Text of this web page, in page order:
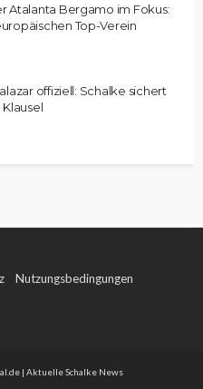
Atalanta Bergamo im Fokus:
Top-Verein
offiziell: Schalke sichert
Nutzungsbedingungen
| Aktuelle Schalke News